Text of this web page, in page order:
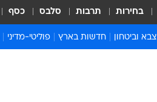
בחירות תרבות סלבס כסף
צבא וביטחון חדשות בארץ פוליטי-מדיני